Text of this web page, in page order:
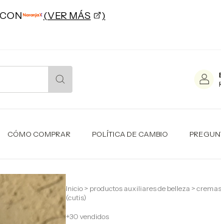
CÓMO COMPRAR POLÍTICA DE CAMBIO
Inicio > productos auxiliares de belleza > cremas
(cutis)
+30 vendidos